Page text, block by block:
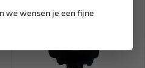
we wensen je een fijne